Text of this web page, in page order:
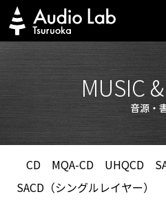
Skip
to
content
MUSIC
音源・
CD MQA-CD UHQCD
SACD（シングルレイヤー）